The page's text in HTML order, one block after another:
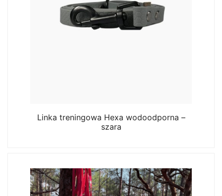
Linka treningowa Hexa wodoodporna –
szara